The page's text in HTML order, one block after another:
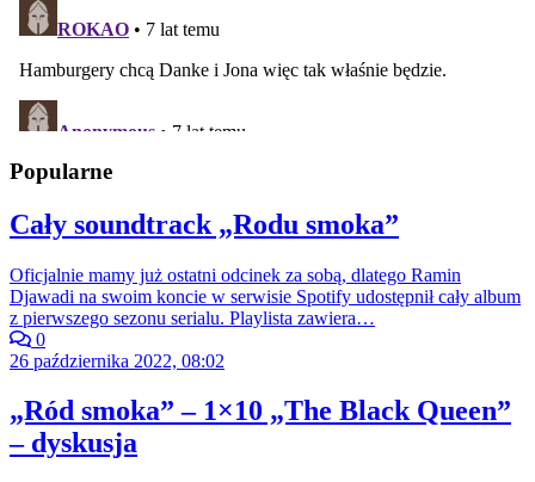
Popularne
Cały soundtrack „Rodu smoka”
Oficjalnie mamy już ostatni odcinek za sobą, dlatego Ramin
Djawadi na swoim koncie w serwisie Spotify udostępnił cały album
z pierwszego sezonu serialu. Playlista zawiera…
0
26 października 2022, 08:02
„Ród smoka” – 1×10 „The Black Queen”
– dyskusja